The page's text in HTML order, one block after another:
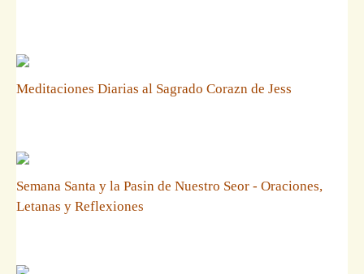
Meditaciones Diarias al Sagrado Corazn de Jess
Semana Santa y la Pasin de Nuestro Seor - Oraciones,
Letanas y Reflexiones